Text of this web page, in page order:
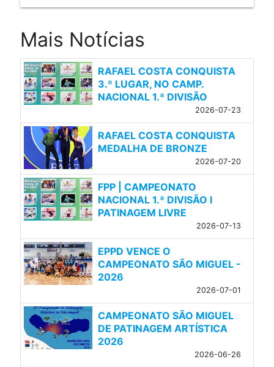
Mais Notícias
RAFAEL COSTA CONQUISTA
3.º LUGAR, NO CAMP.
NACIONAL 1.ª DIVISÃO
2026-07-23
RAFAEL COSTA CONQUISTA
MEDALHA DE BRONZE
2026-07-20
FPP | CAMPEONATO
NACIONAL 1.ª DIVISÃO l
PATINAGEM LIVRE
2026-07-13
EPPD VENCE O
CAMPEONATO SÃO MIGUEL -
2026
2026-07-01
CAMPEONATO SÃO MIGUEL
DE PATINAGEM ARTÍSTICA
2026
2026-06-26